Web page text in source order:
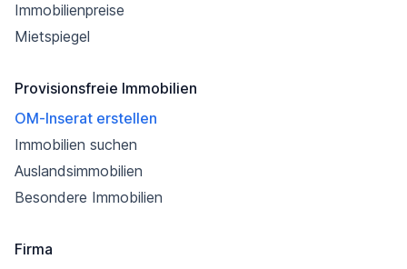
Immobilienpreise
Mietspiegel
Provisionsfreie Immobilien
OM-Inserat erstellen
Immobilien suchen
Auslandsimmobilien
Besondere Immobilien
Firma